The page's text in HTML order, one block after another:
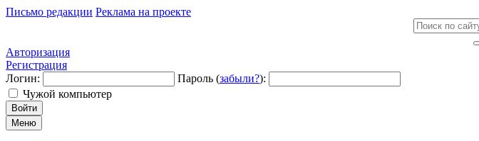
Письмо редакции Реклама на проекте
Авторизация
Регистрация
Логин:
Пароль (забыли?):
Чужой компьютер
Войти
Меню